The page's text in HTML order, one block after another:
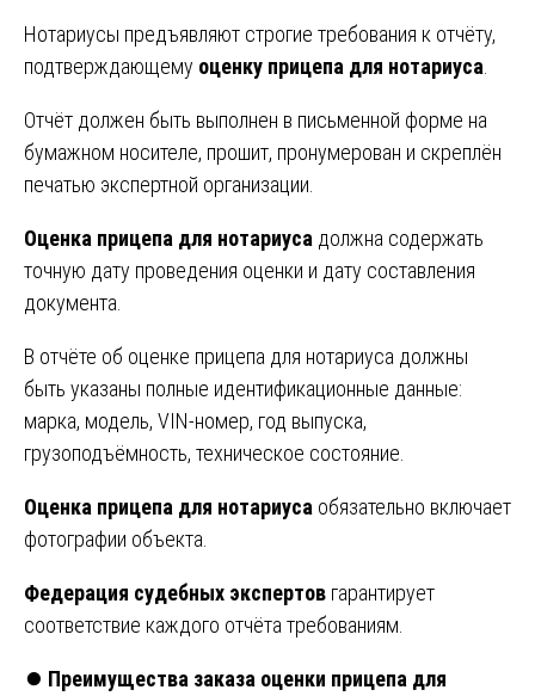
Нотариусы предъявляют строгие требования к отчёту,
подтверждающему оценку прицепа для нотариуса
Отчёт должен быть выполнен в письменной форме на
бумажном носителе, прошит, пронумерован и скреплён
печатью экспертной организации.
Оценка прицепа для нотариуса должна содержать
точную дату проведения оценки и дату составления
документа.
В отчёте об оценке прицепа для нотариуса должны
быть указаны полные идентификационные данные:
марка, модель, VIN-номер, год выпуска,
грузоподъёмность, техническое состояние.
Оценка прицепа для нотариуса обязательно включает
фотографии объекта.
Федерация судебных экспертов гарантирует
соответствие каждого отчёта требованиям.
⏺️ Преимущества заказа оценки прицепа для